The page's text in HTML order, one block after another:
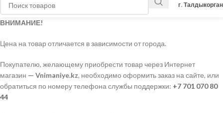
г. Талдыкорган
ВНИМАНИЕ!
Цена на товар отличается в зависимости от города.
Покупателю, желающему приобрести товар через Интернет
магазин — Vnimaniye.kz, необходимо оформить заказ на сайте, или
обратиться по номеру телефона службы поддержки: +7 701 070 80
44